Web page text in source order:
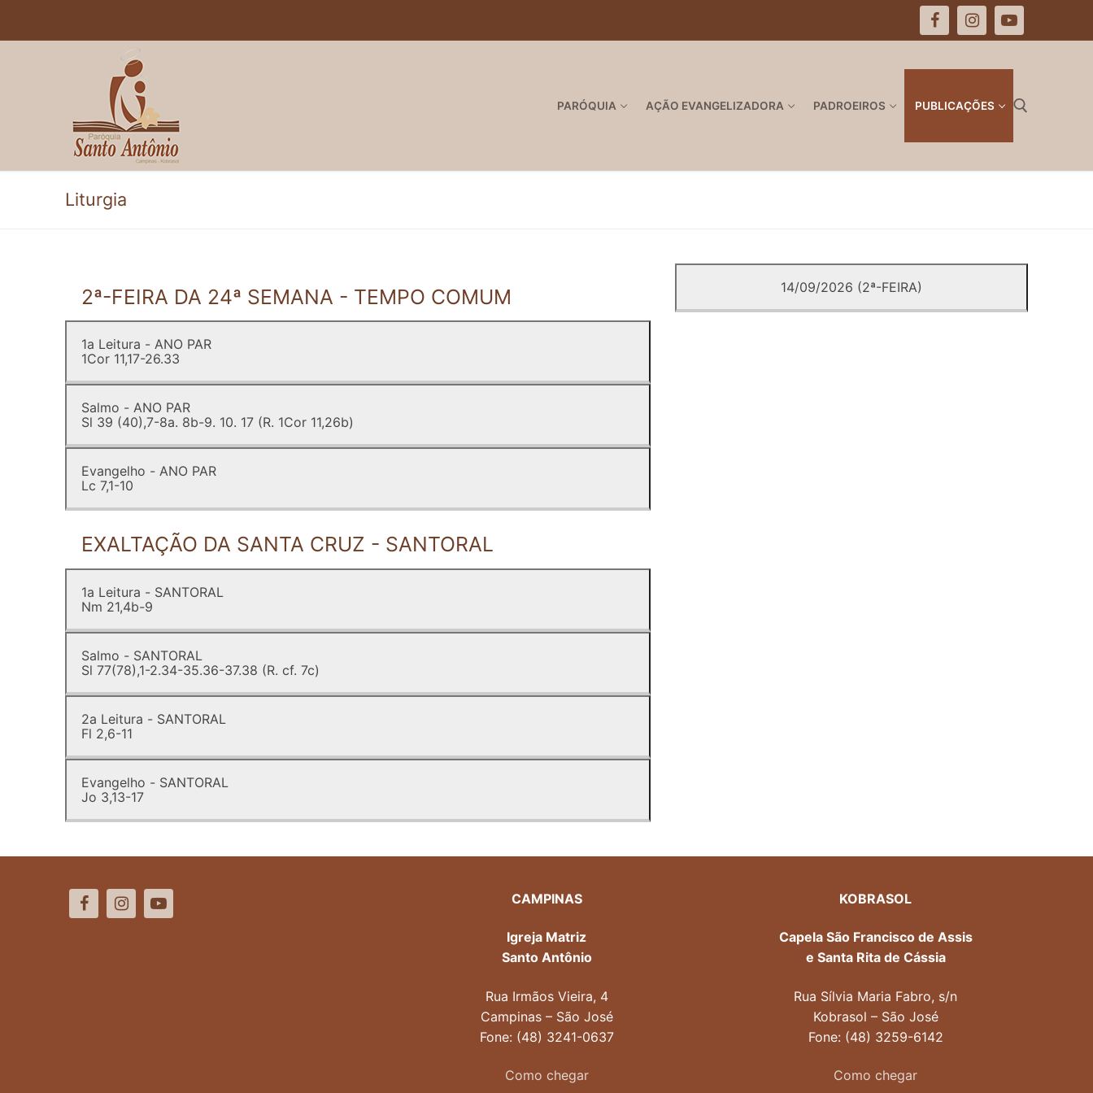
PARÓQUIA AÇÃO EVANGELIZADORA PADROEIROS PUBLICAÇÕES
Pesquisar por:
Liturgia
2ª-FEIRA DA 24ª SEMANA - TEMPO COMUM
1a Leitura - ANO PAR
1Cor 11,17-26.33
Salmo - ANO PAR
Sl 39 (40),7-8a. 8b-9. 10. 17 (R. 1Cor 11,26b)
Evangelho - ANO PAR
Lc 7,1-10
EXALTAÇÃO DA SANTA CRUZ - SANTORAL
1a Leitura - SANTORAL
Nm 21,4b-9
Salmo - SANTORAL
Sl 77(78),1-2.34-35.36-37.38 (R. cf. 7c)
2a Leitura - SANTORAL
Fl 2,6-11
Evangelho - SANTORAL
Jo 3,13-17
14/09/2026 (2ª-FEIRA)
CAMPINAS
Igreja Matriz
Santo Antônio
Rua Irmãos Vieira, 4
Campinas – São José
Fone: (48) 3241-0637
Como chegar
KOBRASOL
Capela São Francisco de Assis
e Santa Rita de Cássia
Rua Sílvia Maria Fabro, s/n
Kobrasol – São José
Fone: (48) 3259-6142
Como chegar